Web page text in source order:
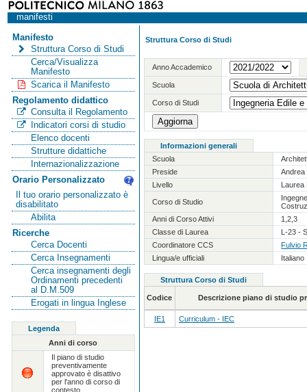
manifesti
Manifesto
Struttura Corso di Studi
Cerca/Visualizza
Manifesto
Scarica il Manifesto
Regolamento didattico
Consulta il Regolamento
Indicatori corsi di studio
Elenco docenti
Strutture didattiche
Internazionalizzazione
Orario Personalizzato
Il tuo orario personalizzato è
disabilitato
Abilita
Ricerche
Cerca Docenti
Cerca Insegnamenti
Cerca insegnamenti degli
Ordinamenti precedenti
al D.M.509
Erogati in lingua Inglese
Legenda
Anni di corso
Il piano di studio
preventivamente
approvato è disattivo
per l'anno di corso di
contesto
Struttura Corso di Studi
Anno Accademico
Scuola
Corso di Studi
Informazioni generali
Scuola
Preside
Andrea
Livello
Laurea
Corso di Studio
Anni di Corso Attivi
1,2,3
Classe di Laurea
L-23 -
Coordinatore CCS
Fulvio
Lingua/e ufficiali
Italiano
Struttura Corso di Studi
Codice Descrizione piano di studio
IE1 Curriculum - IEC